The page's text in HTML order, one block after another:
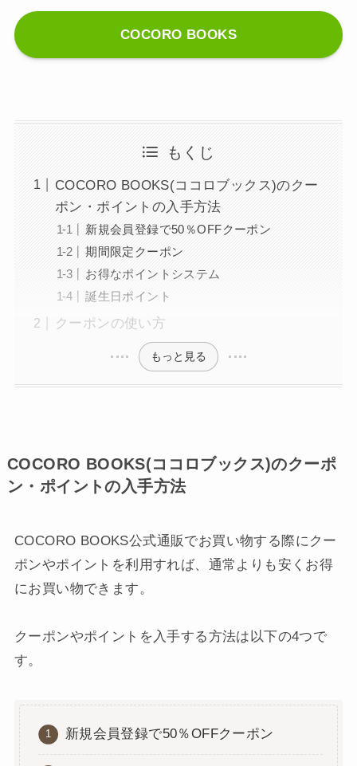
COCORO BOOKS
もくじ
COCORO BOOKS(ココロブックス)のクー
ポン・ポイントの入手方法
新規会員登録で50％OFFクーポン
期間限定クーポン
お得なポイントシステム
誕生日ポイント
クーポンの使い方
もっと見る
COCORO BOOKS(ココロブックス)のクーポ
ン・ポイントの入手方法
COCORO BOOKS公式通販でお買い物する際にクー
ポンやポイントを利用すれば、通常よりも安くお得
にお買い物できます。
クーポンやポイントを入手する方法は以下の4つで
す。
新規会員登録で50％OFFクーポン